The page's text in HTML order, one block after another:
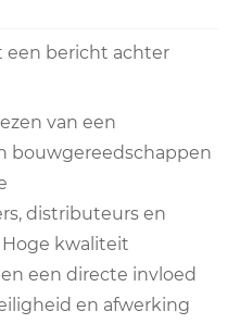
een bericht achter
van een
bouwgereedschappen
distributeurs en
kwaliteit
een directe invloed
en afwerking